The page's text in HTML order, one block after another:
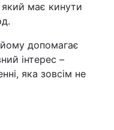
має кинути
допомагає
інтерес –
яка зовсім не